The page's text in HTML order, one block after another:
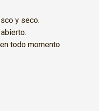
y seco.
todo momento